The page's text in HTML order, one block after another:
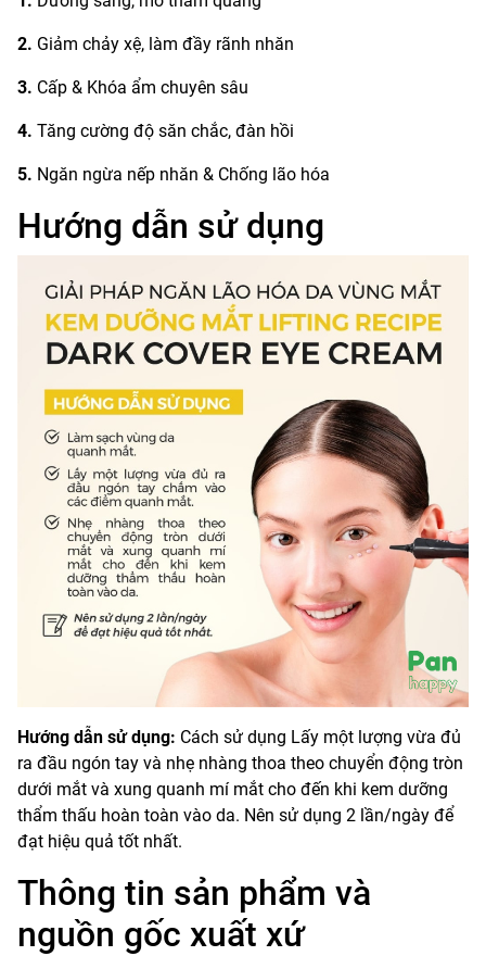
2. Giảm chảy xệ, làm đầy rãnh nhăn
3. Cấp & Khóa ẩm chuyên sâu
4. Tăng cường độ săn chắc, đàn hồi
5. Ngăn ngừa nếp nhăn & Chống lão hóa
Hướng dẫn sử dụng
Hướng dẫn sử dụng: Cách sử dụng Lấy một lượng vừa đủ
ra đầu ngón tay và nhẹ nhàng thoa theo chuyển động tròn
dưới mắt và xung quanh mí mắt cho đến khi kem dưỡng
thẩm thấu hoàn toàn vào da. Nên sử dụng 2 lần/ngày để
đạt hiệu quả tốt nhất.
Thông tin sản phẩm và
nguồn gốc xuất xứ